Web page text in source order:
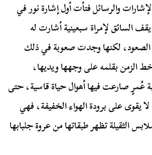
الإشارات والرسائل فتأت أول إشارة نور في
السائق لإمراة سبعينية أشارت له
الصعود، لكنها وجدت صعوبة في ذلك
الزمن بقلمه على وجهها ويديها،
عُمرٍ صارعت فيها أهوال حياة قاسية، حتى
على برودة الهواء الخفيفة، فهي
الثقيلة تظهر طبقاتها من عروة جلبابها